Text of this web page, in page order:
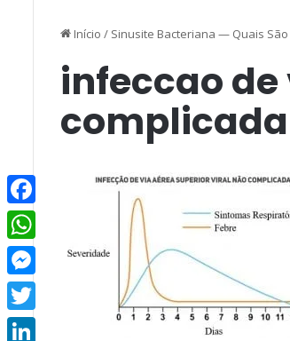
Início / Sinusite Bacteriana — Quais
infeccao
complicada
Facebook
WhatsApp
Messenger
Twitter